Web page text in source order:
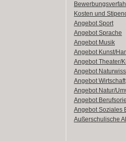
Kosten und
Angebot Sport
Angebot Sprache
Angebot Musik
Angebot Kunst/
Angebot Theater/
Angebot
Angebot Wirtschaft
Angebot Natur/
Angebot
Angebot Soziales
Außerschulische